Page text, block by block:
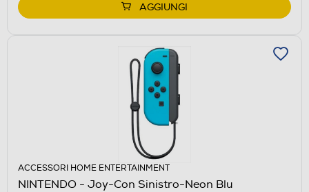
AGGIUNGI
ACCESSORI HOME ENTERTAINMENT
NINTENDO - Joy-Con Sinistro-Neon Blu